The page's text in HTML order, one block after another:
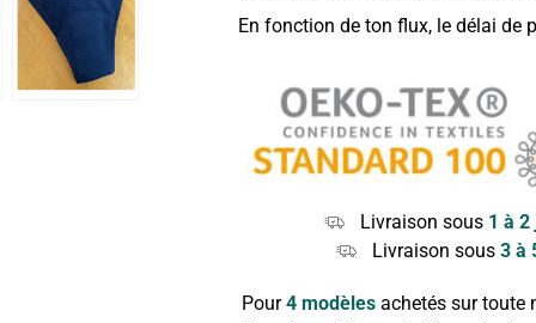
En fonction de ton flux, le délai
Livraison sous 1 à
Livraison sous 3 à
Pour4 modèlesachetés sur toute